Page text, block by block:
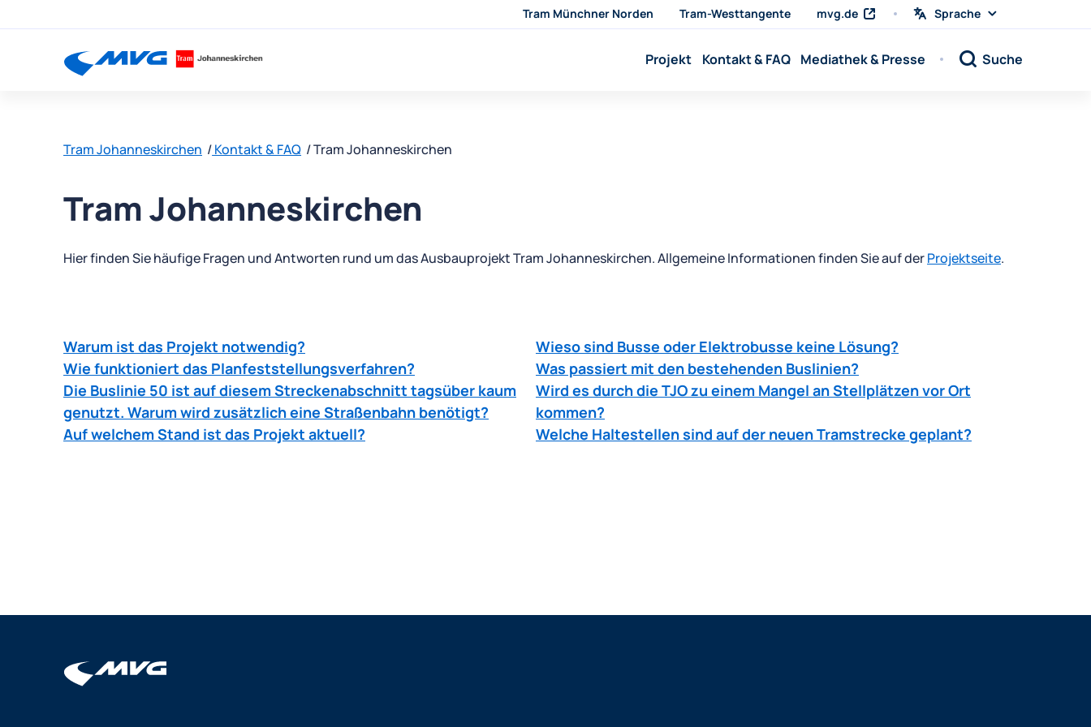
Tram Münchner Norden Tram-Westtangente mvg.de
Sprache
Sprache
Sprache:
Projekt Kontakt & FAQ Mediathek & Presse Suche
Tram Johanneskirchen Kontakt & FAQ Tram Johanneskirchen
Tram Johanneskirchen
Hier finden Sie häufige Fragen und Antworten rund um das Ausbauprojekt Tram Johanneskirchen. Allgemeine Informationen finden Sie auf derProjektseite.
Warum ist das Projekt notwendig?
Wieso sind Busse oder Elektrobusse keine Lösung?
Wie funktioniert das Planfeststellungsverfahren?
Was passiert mit den bestehenden Buslinien?
Die Buslinie 50 ist auf diesem Streckenabschnitt tagsüber kaum
genutzt. Warum wird zusätzlich eine Straßenbahn benötigt?
Wird es durch die TJO zu einem Mangel an Stellplätzen vor Ort
kommen?
Auf welchem Stand ist das Projekt aktuell?
Welche Haltestellen sind auf der neuen Tramstrecke geplant?